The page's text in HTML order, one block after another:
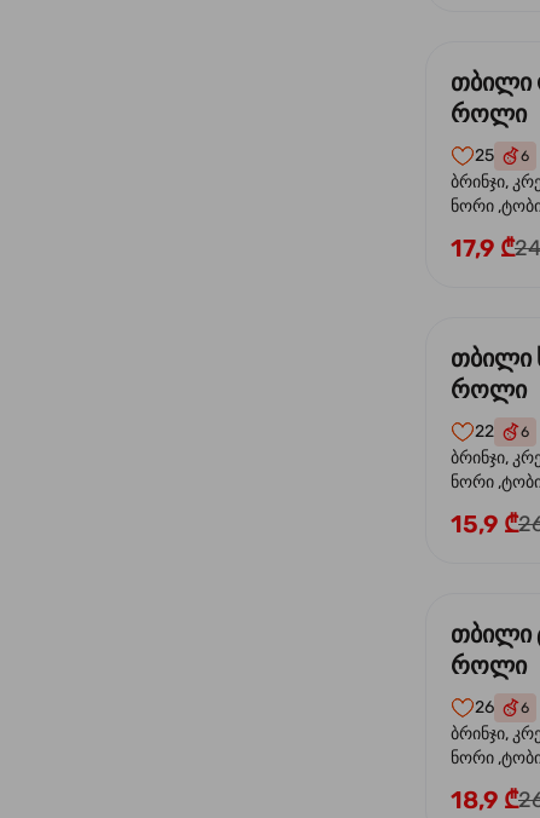
თბილი
როლი
25 6
ბრინჯი,
ნორი
ფოთოლი
17,9 ₾
თბილი
როლი
22 6
ბრინჯი,
ნორი
15,9 ₾
თბილი
როლი
26 6
ბრინჯი,
ნორი
სეზამი,
18,9 ₾